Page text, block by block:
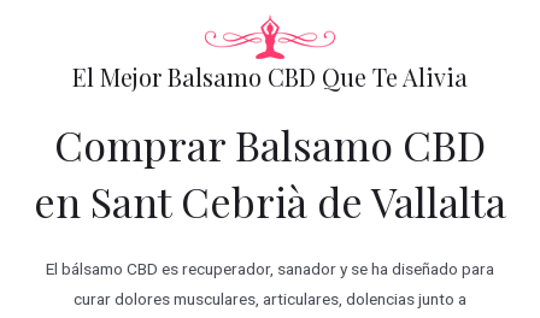
El Mejor Balsamo CBD Que Te Alivia
Comprar Balsamo CBD
en Sant Cebrià de Vallalta
El bálsamo CBD es recuperador, sanador y se ha diseñado para
curar dolores musculares, articulares, dolencias junto a